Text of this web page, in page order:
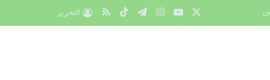
يوتيوبانستقرام
تيلقرام‫TikTokملخص الموقع RSS
التحرير